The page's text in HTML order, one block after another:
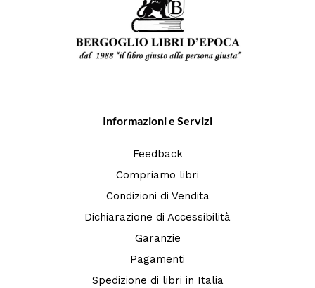
Informazioni e Servizi
Feedback
Compriamo libri
Condizioni di Vendita
Dichiarazione di Accessibilità
Garanzie
Pagamenti
Spedizione di libri in Italia